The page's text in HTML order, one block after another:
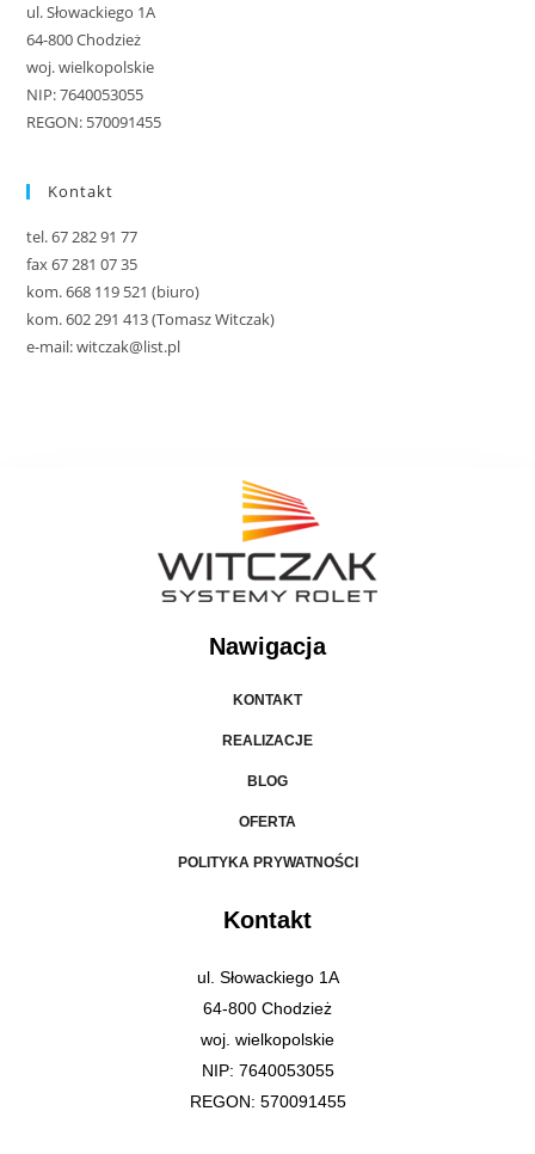
ul. Słowackiego 1A
64-800 Chodzież
woj. wielkopolskie
NIP: 7640053055
REGON: 570091455
Kontakt
tel. 67 282 91 77
fax 67 281 07 35
kom. 668 119 521 (biuro)
kom. 602 291 413 (Tomasz Witczak)
e-mail: witczak@list.pl
Nawigacja
KONTAKT
REALIZACJE
BLOG
OFERTA
POLITYKA PRYWATNOŚCI
Kontakt
ul. Słowackiego 1A
64-800 Chodzież
woj. wielkopolskie
NIP: 7640053055
REGON: 570091455